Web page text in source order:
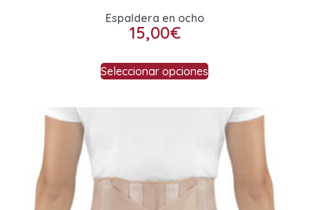
Espaldera en ocho
15,00€
Seleccionar opciones